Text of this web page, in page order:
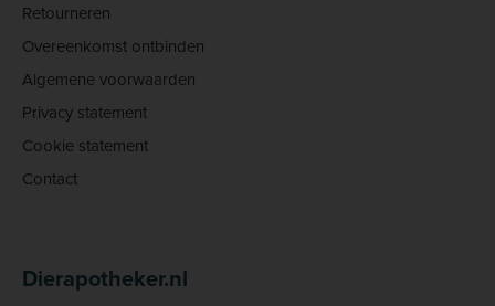
Retourneren
Overeenkomst ontbinden
Algemene voorwaarden
Privacy statement
Cookie statement
Contact
Dierapotheker.nl